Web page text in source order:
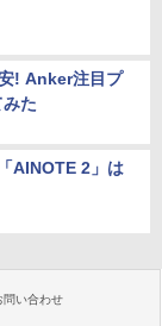
! Anker注目プ
た
AINOTE 2」は
問い合わせ